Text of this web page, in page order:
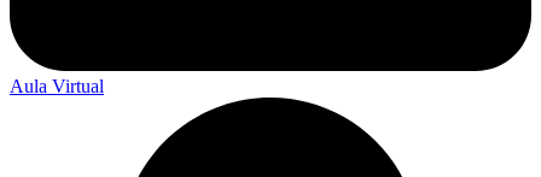
Aula Virtual